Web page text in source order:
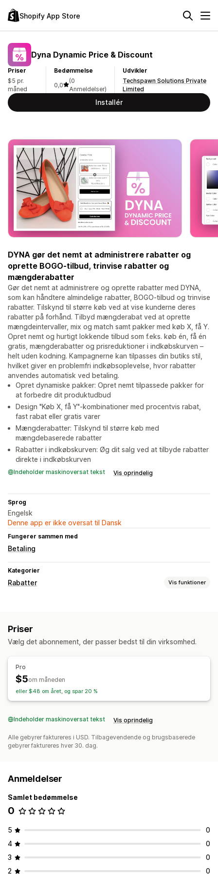
Shopify App Store
Dyna Dynamic Price & Discount
Priser
$5 pr.
måned
Bedømmelse
0,0
(0
Anmeldelser)
Udvikler
Techspawn Solutions Private
Limited
Installér
DYNA gør det nemt at administrere rabatter og
oprette BOGO-tilbud, trinvise rabatter og
mængderabatter
Gør det nemt at administrere og oprette rabatter med DYNA,
som kan håndtere almindelige rabatter, BOGO-tilbud og trinvise
rabatter. Tilskynd til større køb ved at vise kunderne deres
rabatter på forhånd. Tilbyd mængderabat ved at oprette
mængdeintervaller, mix og match samt pakker med køb X, få Y.
Opret nemt og hurtigt lokkende tilbud som f.eks. køb én, få én
gratis, mængderabatter og prisreduktioner i indkøbskurven –
helt uden kodning. Kampagnerne kan tilpasses din butiks stil,
hvilket giver en problemfri indkøbsoplevelse, hvor rabatter
anvendes automatisk ved betaling.
Opret dynamiske pakker: Opret nemt tilpassede pakker for
at forbedre dit produktudbud
Design "Køb X, få Y"-kombinationer med procentvis rabat,
fast rabat eller gratis varer
Mængderabatter: Tilskynd til større køb med
mængdebaserede rabatter
Rabatter i indkøbskurven: Øg dit salg ved at tilbyde rabatter
direkte i indkøbskurven
Indeholder maskinoversat tekst Vis oprindelig
Sprog
Engelsk
Denne app er ikke oversat til Dansk
Fungerer sammen med
Betaling
Kategorier
Rabatter Vis funktioner
Mængderabatter
Rabatter i indkøbskurv Dynamiske priser
Masseredigering
Priser
Vælg det abonnement, der passer bedst til din virksomhed.
Pro
$5om måneden
eller $48 om året, og spar 20 %
Indeholder maskinoversat tekst Vis oprindelig
Alle gebyrer faktureres i USD. Tilbagevendende og brugsbaserede
gebyrer faktureres hver 30. dag.
Anmeldelser
Samlet bedømmelse
0
5
0
4
0
3
0
2
0